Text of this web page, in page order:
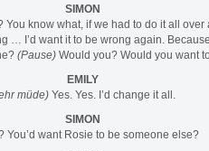
SIMON
You know what, if we had to do it all over
… I’d want it to be wrong again.
(Pause) Would you? Would you want
EMILY
müde) Yes. Yes. I’d change it all.
SIMON
You’d want Rosie to be someone else?